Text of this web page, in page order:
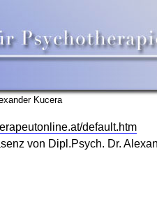
Kucera
default.htm
von Dipl.Psych. Dr.